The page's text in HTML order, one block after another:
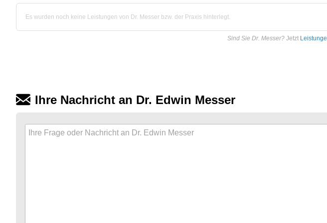
Es wurden noch keine Leistungen von Dr. Messer bzw. der Praxis hinterlegt.
Sind Sie Dr. Messer? Jetzt
Ihre Nachricht an Dr. Edwin Messer